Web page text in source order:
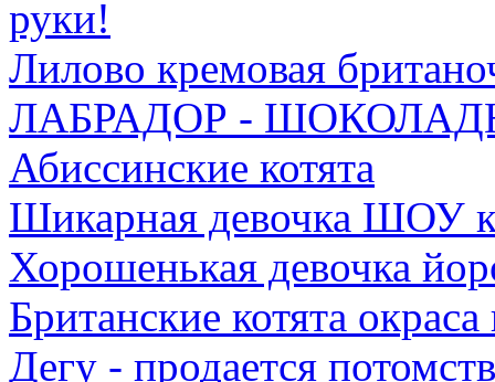
руки!
Лилово кремовая
ЛАБРАДОР -
Абиссинские котята
Шикарная девочка ШОУ
Хорошенькая девочка
Британские котята
Дегу - продается